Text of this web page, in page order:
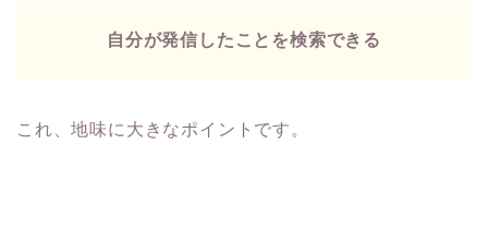
自分が発信したことを検索できる
これ、地味に大きなポイントです。